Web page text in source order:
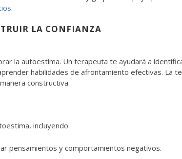
.
LA CONFIANZA
la autoestima. Un terapeuta te ayudará a
habilidades de afrontamiento efectivas. La
constructiva.
incluyendo:
pensamientos y comportamientos negativos.